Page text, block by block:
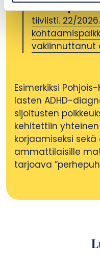
erittäin
tiiviisti. 22/
vakiinnuttanut
Esimerkiksi
lasten ADHD-
sijoitusten
kehitettiin
korjaamiseksi
ammattilaisille
tarjoava